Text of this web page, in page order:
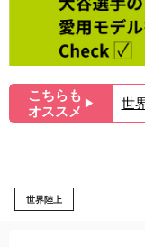
こちらも
オススメ ▶︎ 世
世界陸上